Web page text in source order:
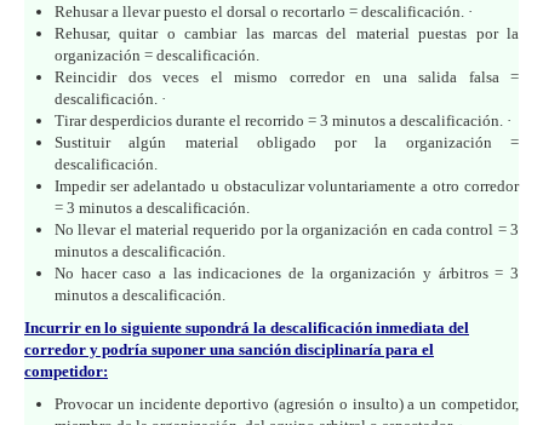
Rehusar a llevar puesto el dorsal o recortarlo = descalificación. ·
Rehusar, quitar o cambiar las marcas del material puestas por la
organización = descalificación.
Reincidir dos veces el mismo corredor en una salida falsa =
descalificación. ·
Tirar desperdicios durante el recorrido = 3 minutos a descalificación. ·
Sustituir algún material obligado por la organización =
descalificación.
Impedir ser adelantado u obstaculizar voluntariamente a otro corredor
= 3 minutos a descalificación.
No llevar el material requerido por la organización en cada control = 3
minutos a descalificación.
No hacer caso a las indicaciones de la organización y árbitros = 3
minutos a descalificación.
Incurrir en lo siguiente supondrá la descalificación inmediata del
corredor y podría suponer una sanción disciplinaría para el
competidor:
Provocar un incidente deportivo (agresión o insulto) a un competidor,